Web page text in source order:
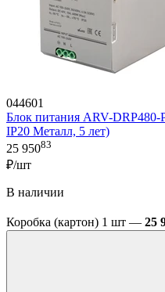
044601
Блок питания ARV-
IP20 Металл, 5 лет)
25 95083
₽/шт
В наличии
Коробка (картон) 1 шт — 25